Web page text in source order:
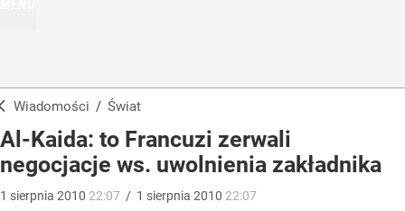
Wiadomości / Świat
Al-Kaida: to Francuzi zerwali
negocjacje ws. uwolnienia zakładnika
1 sierpnia 2010 22:07 / 1 sierpnia 2010 22:07